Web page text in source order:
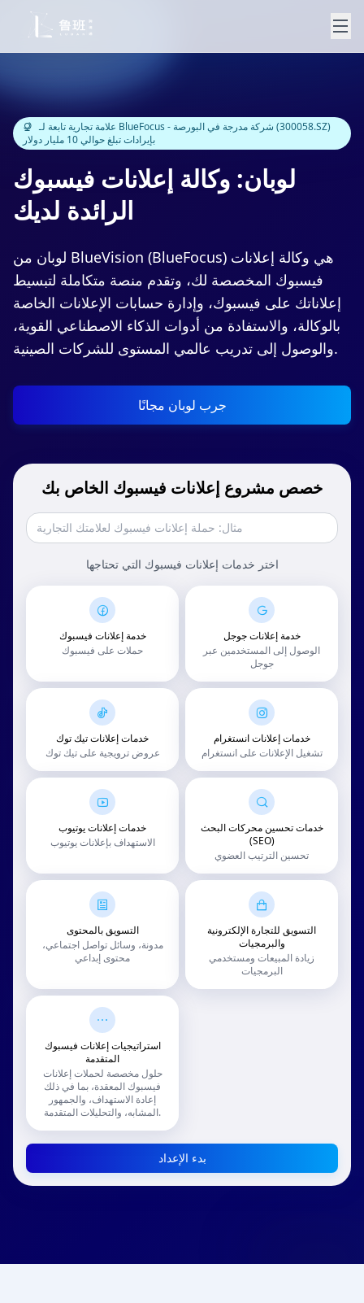
علامة تجارية تابعة لـ BlueFocus - شركة مدرجة في البورصة (300058.SZ)
بإيرادات تبلغ حوالي 10 مليار دولار
لوبان: وكالة إعلانات فيسبوك
الرائدة لديك
لوبان من BlueVision (BlueFocus) هي وكالة إعلانات
فيسبوك المخصصة لك، وتقدم منصة متكاملة لتبسيط
إعلاناتك على فيسبوك، وإدارة حسابات الإعلانات الخاصة
بالوكالة، والاستفادة من أدوات الذكاء الاصطناعي القوية،
والوصول إلى تدريب عالمي المستوى للشركات الصينية.
جرب لوبان مجانًا
خصص مشروع إعلانات فيسبوك الخاص بك
اختر خدمات إعلانات فيسبوك التي تحتاجها
خدمة إعلانات فيسبوك
حملات على فيسبوك
خدمة إعلانات جوجل
الوصول إلى المستخدمين عبر
جوجل
خدمات إعلانات تيك توك
عروض ترويجية على تيك توك
خدمات إعلانات انستغرام
تشغيل الإعلانات على انستغرام
خدمات إعلانات يوتيوب
الاستهداف بإعلانات يوتيوب
خدمات تحسين محركات البحث
(SEO)
تحسين الترتيب العضوي
التسويق بالمحتوى
مدونة، وسائل تواصل اجتماعي،
محتوى إبداعي
التسويق للتجارة الإلكترونية
والبرمجيات
زيادة المبيعات ومستخدمي
البرمجيات
استراتيجيات إعلانات فيسبوك
المتقدمة
حلول مخصصة لحملات إعلانات
فيسبوك المعقدة، بما في ذلك
إعادة الاستهداف، والجمهور
المشابه، والتحليلات المتقدمة.
بدء الإعداد